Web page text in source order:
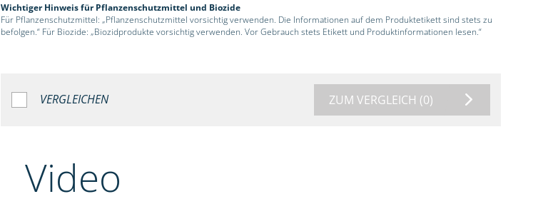
Wichtiger Hinweis für Pflanzenschutzmittel und Biozide
Für Pflanzenschutzmittel: „Pflanzenschutzmittel vorsichtig verwenden. Die Informationen auf dem Produktetikett sind stets zu
befolgen.“ Für Biozide: „Biozidprodukte vorsichtig verwenden. Vor Gebrauch stets Etikett und Produktinformationen lesen.“
VERGLEICHEN ZUM VERGLEICH (0)
Video